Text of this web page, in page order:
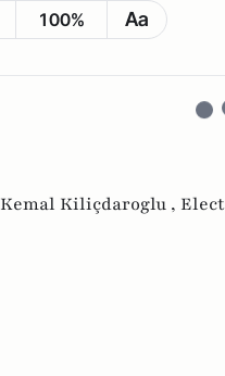
100% Aa
Kemal Kiliçdaroglu ,